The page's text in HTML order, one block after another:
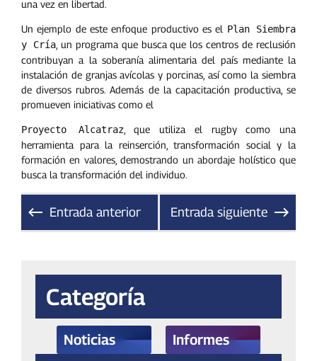
una vez en libertad.
Un ejemplo de este enfoque productivo es el Plan Siembra
y Cría, un programa que busca que los centros de reclusión
contribuyan a la soberanía alimentaria del país mediante la
instalación de granjas avícolas y porcinas, así como la siembra
de diversos rubros. Además de la capacitación productiva, se
promueven iniciativas como el
Proyecto Alcatraz, que utiliza el rugby como una
herramienta para la reinserción, transformación social y la
formación en valores, demostrando un abordaje holístico que
busca la transformación del individuo.
Entrada anterior Entrada siguiente
Categoría
Noticias Informes